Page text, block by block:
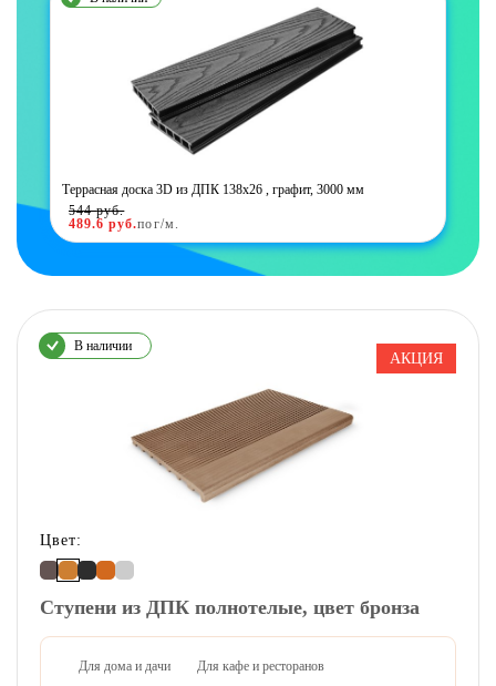
Террасная доска 3D из ДПК 138х26 , графит, 3000 мм
544руб.
489.6руб.пог/м.
В наличии
АКЦИЯ
Цвет:
Ступени из ДПК полнотелые, цвет бронза
Для дома и дачи Для кафе и ресторанов